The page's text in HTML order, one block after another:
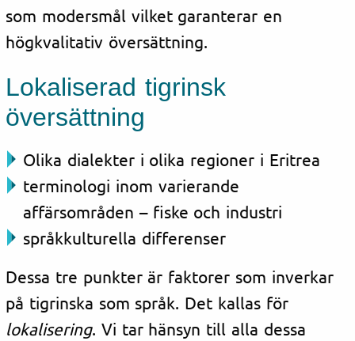
som modersmål vilket garanterar en
högkvalitativ översättning.
Lokaliserad tigrinsk
översättning
Olika dialekter i olika regioner i Eritrea
terminologi inom varierande
affärsområden – fiske och industri
språkkulturella differenser
Dessa tre punkter är faktorer som inverkar
på tigrinska som språk. Det kallas för
lokalisering. Vi tar hänsyn till alla dessa